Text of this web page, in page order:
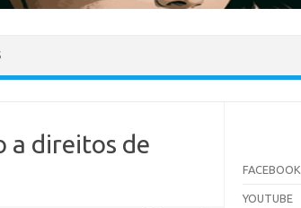
a direitos de
FACEBOOK
YOUTUBE